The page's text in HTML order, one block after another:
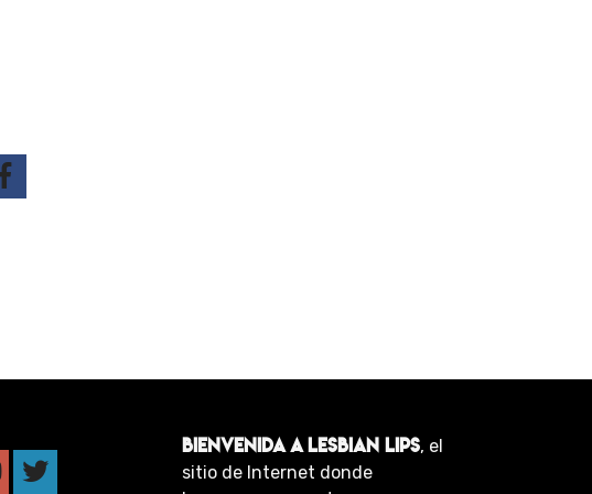
BIENVENIDA A LESBIAN LIPS, el
sitio de Internet donde